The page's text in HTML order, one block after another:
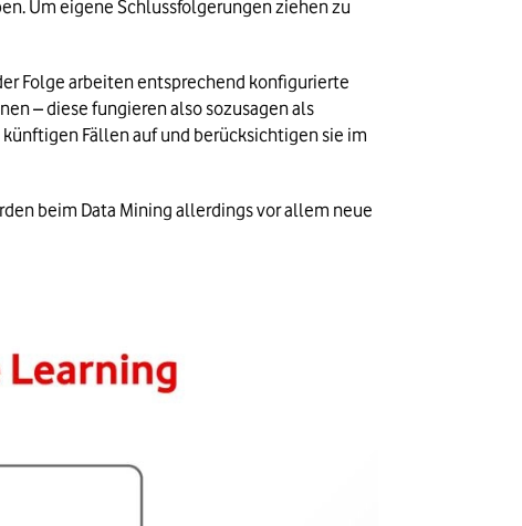
Um eigene Schlussfolgerungen ziehen zu
Folge arbeiten entsprechend konfigurierte
– diese fungieren also sozusagen als
Fällen auf und berücksichtigen sie im
beim Data Mining allerdings vor allem neue